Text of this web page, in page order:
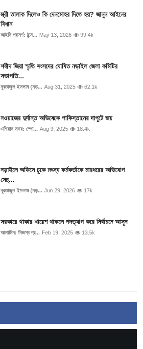
স্ত্রী তালাক দিলেও কি দেনমোহর দিতে হয়? জানুন আইনের
বিধান
আইনি পরামর্শ: ইন্স... May 13, 2026 99.4k
শহীদ জিয়া স্মৃতি সংসদের ঘোষিত নড়াইল জেলা কমিটির
সভাপতি...
নুরতাজুল ইসলাম (নড়... Aug 31, 2025 62.1k
নওয়াজের দুর্দান্ত অভিষেকে পাকিস্তানের দাপুটে জয়
এশিয়ান সময়: স্পো... Aug 9, 2025 18.4k
নড়াইলে অফিসে ঢুকে মৎস্য কর্মকর্তাকে মারধরের অভিযোগ
সেচ্...
নুরতাজুল ইসলাম (নড়... Jun 29, 2026 17k
সরকারে থাকার খায়েশ থাকলে পদত্যাগ করে নির্বাচনে আসুন
আলামিন: নিজস্ব প্র... Feb 19, 2025 13.5k